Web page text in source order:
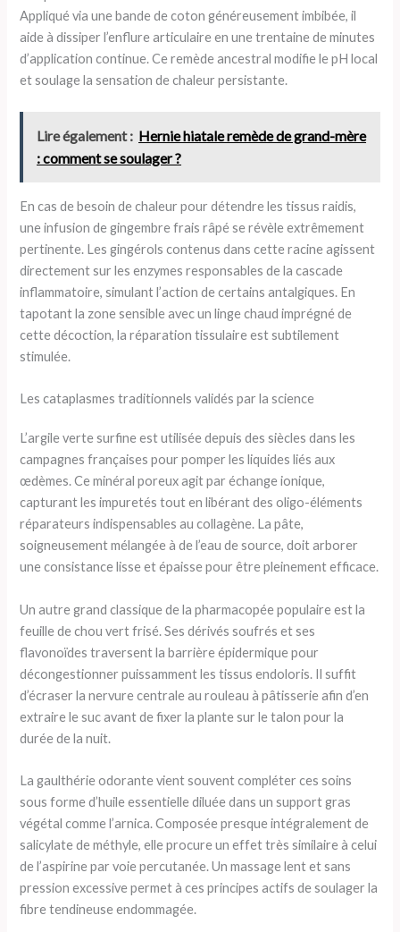
Appliqué via une bande de coton généreusement imbibée, il
aide à dissiper l’enflure articulaire en une trentaine de minutes
d’application continue. Ce remède ancestral modifie le pH local
et soulage la sensation de chaleur persistante.
Lire également : Hernie hiatale remède de grand-mère
: comment se soulager ?
En cas de besoin de chaleur pour détendre les tissus raidis,
une infusion de gingembre frais râpé se révèle extrêmement
pertinente. Les gingérols contenus dans cette racine agissent
directement sur les enzymes responsables de la cascade
inflammatoire, simulant l’action de certains antalgiques. En
tapotant la zone sensible avec un linge chaud imprégné de
cette décoction, la réparation tissulaire est subtilement
stimulée.
Les cataplasmes traditionnels validés par la science
L’argile verte surfine est utilisée depuis des siècles dans les
campagnes françaises pour pomper les liquides liés aux
œdèmes. Ce minéral poreux agit par échange ionique,
capturant les impuretés tout en libérant des oligo-éléments
réparateurs indispensables au collagène. La pâte,
soigneusement mélangée à de l’eau de source, doit arborer
une consistance lisse et épaisse pour être pleinement efficace.
Un autre grand classique de la pharmacopée populaire est la
feuille de chou vert frisé. Ses dérivés soufrés et ses
flavonoïdes traversent la barrière épidermique pour
décongestionner puissamment les tissus endoloris. Il suffit
d’écraser la nervure centrale au rouleau à pâtisserie afin d’en
extraire le suc avant de fixer la plante sur le talon pour la
durée de la nuit.
La gaulthérie odorante vient souvent compléter ces soins
sous forme d’huile essentielle diluée dans un support gras
végétal comme l’arnica. Composée presque intégralement de
salicylate de méthyle, elle procure un effet très similaire à celui
de l’aspirine par voie percutanée. Un massage lent et sans
pression excessive permet à ces principes actifs de soulager la
fibre tendineuse endommagée.